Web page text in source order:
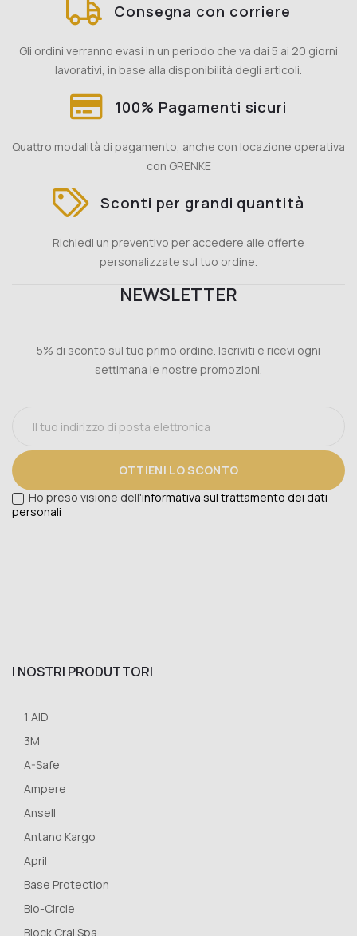
Consegna con corriere
Gli ordini verranno evasi in un periodo che va dai 5 ai 20 giorni
lavorativi, in base alla disponibilità degli articoli.
100% Pagamenti sicuri
Quattro modalità di pagamento, anche con locazione operativa
con GRENKE
Sconti per grandi quantità
Richiedi un preventivo per accedere alle offerte
personalizzate sul tuo ordine.
NEWSLETTER
5% di sconto sul tuo primo ordine. Iscriviti e ricevi ogni
settimana le nostre promozioni.
OTTIENI LO SCONTO
Ho preso visione dell'informativa sul trattamento dei dati
personali
I NOSTRI PRODUTTORI
1 AID
3M
A-Safe
Ampere
Ansell
Antano Kargo
April
Base Protection
Bio-Circle
Block Crai Spa